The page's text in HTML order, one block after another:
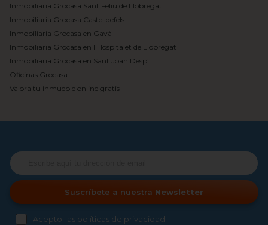
Inmobiliaria Grocasa Sant Feliu de Llobregat
Inmobiliaria Grocasa Castelldefels
Inmobiliaria Grocasa en Gavà
Inmobiliaria Grocasa en l'Hospitalet de Llobregat
Inmobiliaria Grocasa en Sant Joan Despí
Oficinas Grocasa
Valora tu inmueble online gratis
Suscríbete a nuestra Newsletter
Acepto las políticas de privacidad